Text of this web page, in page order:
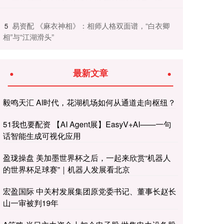
5 ​易资配 《麻衣神相》：相师人格双面谱，“白衣卿
相”与“江湖滑头”
最新文章
毅鸣天汇 AI时代，花湖机场如何从通道走向枢纽？
51我也要配资 【AI Agent展】EasyV+AI——一句
话智能生成可视化应用
盈珑操盘 美加墨世界杯之后，一起来欣赏“机器人
的世界杯足球赛”｜机器人发展看北京
宏盈国际 中关村发展集团原党委书记、董事长赵长
山一审被判19年